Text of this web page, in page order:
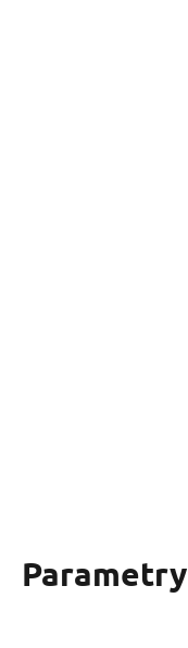
Parametry